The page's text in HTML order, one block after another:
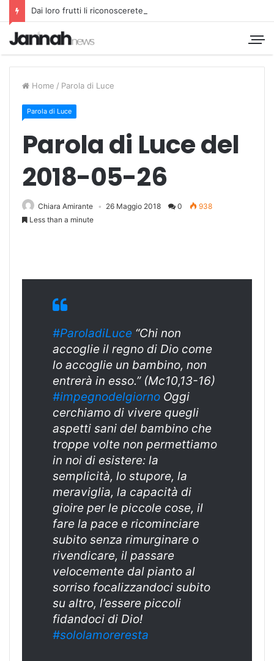
Dai loro frutti li riconoscerete
Home / Parola di Luce
Parola di Luce
Parola di Luce del
2018-05-26
Chiara Amirante 26 Maggio 2018 0
938
Less than a minute
#ParoladiLuce “Chi non
accoglie il regno di Dio come
lo accoglie un bambino, non
entrerà in esso.” (Mc10,13-16)
#impegnodelgiorno Oggi
cerchiamo di vivere quegli
aspetti sani del bambino che
troppe volte non permettiamo
in noi di esistere: la
semplicità, lo stupore, la
meraviglia, la capacità di
gioire per le piccole cose, il
fare la pace e ricominciare
subito senza rimurginare o
rivendicare, il passare
velocemente dal pianto al
sorriso focalizzandoci subito
su altro, l’essere piccoli
fidandoci di Dio!
#sololamoreresta